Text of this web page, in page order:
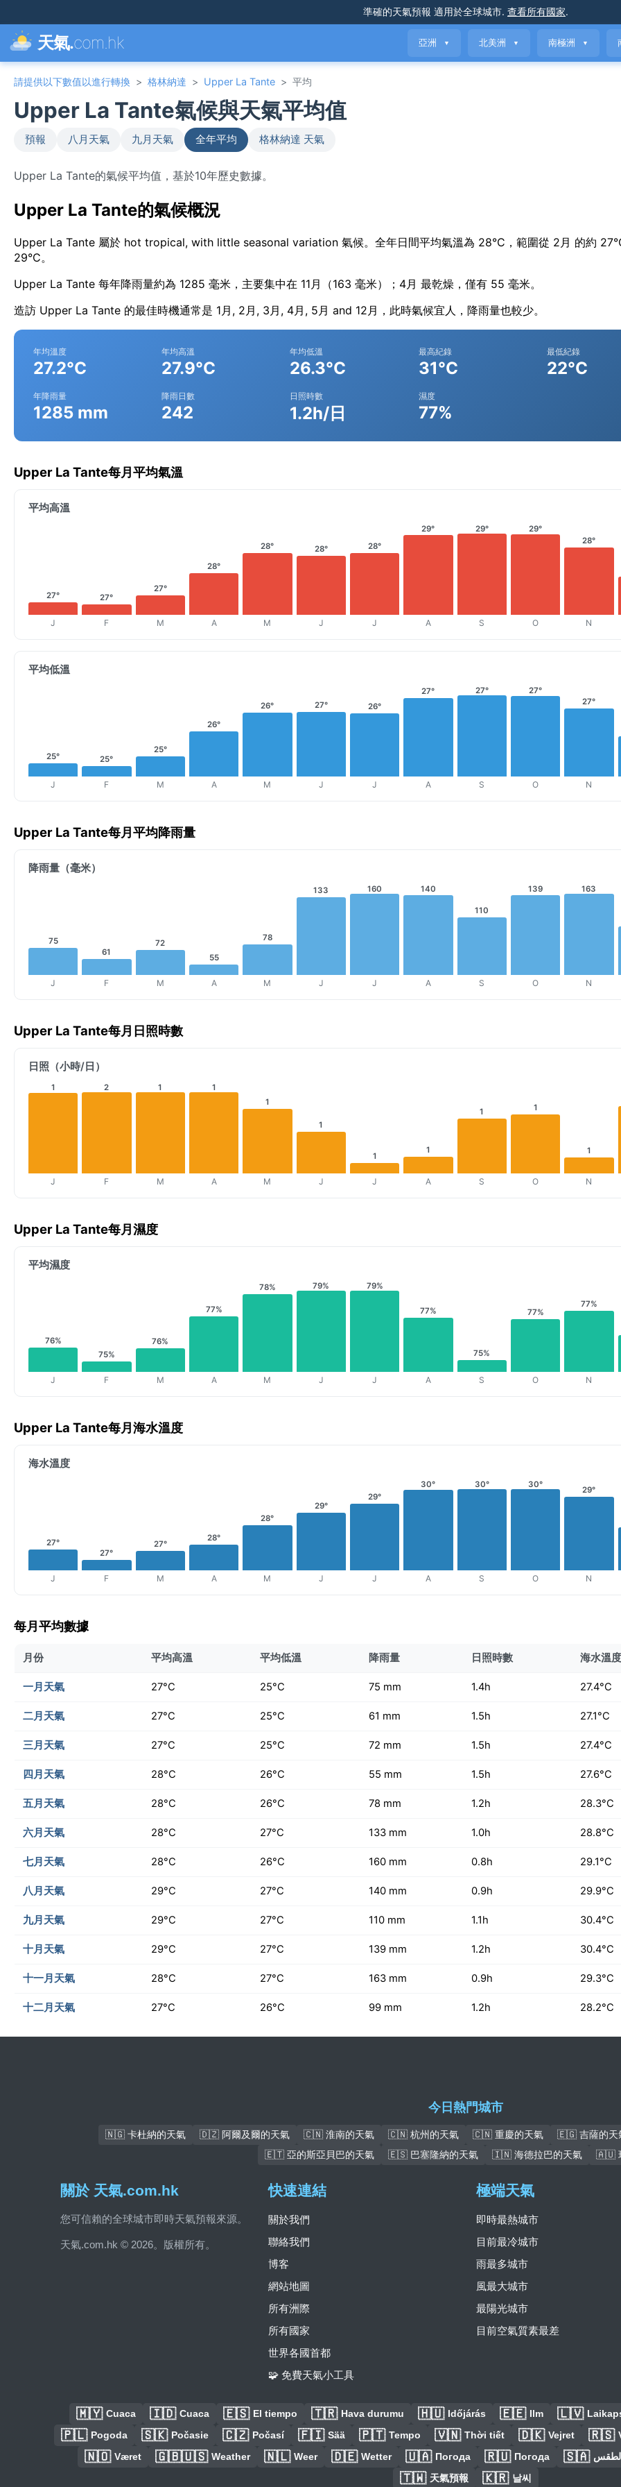
準確的天氣預報 適用於全球城市. 查看所有國家.
天氣.com.hk 亞洲 ▼ 北美洲 ▼ 南極洲 ▼
請提供以下數值以進行轉換 > 格林納達 > Upper La Tante > 平均
Upper La Tante氣候與天氣平均值
預報 八月天氣 九月天氣 全年平均 格林納達 天氣
Upper La Tante的氣候平均值，基於10年歷史數據。
Upper La Tante的氣候概況
Upper La Tante 屬於 hot tropical, with little seasonal variation 氣候。全年日間平均氣溫為 28°C，範圍從 2月 的約
29°C。
Upper La Tante 每年降雨量約為 1285 毫米，主要集中在 11月（163 毫米）；4月 最乾燥，僅有 55 毫米。
造訪 Upper La Tante 的最佳時機通常是 1月, 2月, 3月, 4月, 5月 and 12月，此時氣候宜人，降雨量也較少。
年均溫度
27.2°C
年均高溫
27.9°C
年均低溫
26.3°C
最高紀錄
31°C
最低紀錄
22°C
年降雨量
1285 mm
降雨日數
242
日照時數
1.2h/日
濕度
77%
Upper La Tante每月平均氣溫
平均高溫
27°
J
27°
F
27°
M
28°
A
28°
M
28°
J
28°
J
29°
A
29°
S
29°
O
28°
N
平均低溫
25°
J
25°
F
25°
M
26°
A
26°
M
27°
J
26°
J
27°
A
27°
S
27°
O
27°
N
Upper La Tante每月平均降雨量
降雨量（毫米）
75
J
61
F
72
M
55
A
78
M
133
J
160
J
140
A
110
S
139
O
163
N
Upper La Tante每月日照時數
日照（小時/日）
1
J
2
F
1
M
1
A
1
M
1
J
1
J
1
A
1
S
1
O
1
N
Upper La Tante每月濕度
平均濕度
76%
J
75%
F
76%
M
77%
A
78%
M
79%
J
79%
J
77%
A
75%
S
77%
O
77%
N
Upper La Tante每月海水溫度
海水溫度
27°
J
27°
F
27°
M
28°
A
28°
M
29°
J
29°
J
30°
A
30°
S
30°
O
29°
N
每月平均數據
月份 平均高溫 平均低溫 降雨量 日照時數 海水溫度
一月天氣 27°C 25°C 75 mm 1.4h 27.4°C
二月天氣 27°C 25°C 61 mm 1.5h 27.1°C
三月天氣 27°C 25°C 72 mm 1.5h 27.4°C
四月天氣 28°C 26°C 55 mm 1.5h 27.6°C
五月天氣 28°C 26°C 78 mm 1.2h 28.3°C
六月天氣 28°C 27°C 133 mm 1.0h 28.8°C
七月天氣 28°C 26°C 160 mm 0.8h 29.1°C
八月天氣 29°C 27°C 140 mm 0.9h 29.9°C
九月天氣 29°C 27°C 110 mm 1.1h 30.4°C
十月天氣 29°C 27°C 139 mm 1.2h 30.4°C
十一月天氣 28°C 27°C 163 mm 0.9h 29.3°C
十二月天氣 27°C 26°C 99 mm 1.2h 28.2°C
今日熱門城市
🇳🇬 卡杜納的天氣 🇩🇿 阿爾及爾的天氣 🇨🇳 淮南的天氣 🇨🇳 杭州的天氣 🇨🇳 重慶的天氣
🇪🇬 吉薩的天
🇪🇹 亞的斯亞貝巴的天氣
🇪🇸 巴塞隆納的天氣 🇮🇳 海德拉巴的天氣 🇦🇺
關於 天氣.com.hk
您可信賴的全球城市即時天氣預報來源。
天氣.com.hk © 2026。版權所有。
快速連結
關於我們
聯絡我們
博客
網站地圖
所有洲際
所有國家
世界各國首都
🧩 免費天氣小工具
極端天氣
即時最熱城市
目前最冷城市
雨最多城市
風最大城市
最陽光城市
目前空氣質素最差
🇲🇾 Cuaca 🇮🇩 Cuaca 🇪🇸 El tiempo 🇹🇷 Hava durumu 🇭🇺 Időjárás 🇪🇪 Ilm 🇱🇻
🇵🇱 Pogoda 🇸🇰 Počasie 🇨🇿 Počasí 🇫🇮 Sää 🇵🇹 Tempo 🇻🇳 Thời tiết 🇩🇰 Vejret 🇷🇸
🇳🇴 Været 🇬🇧🇺🇸 Weather 🇳🇱 Weer 🇩🇪 Wetter 🇺🇦 Погода 🇷🇺 Погода 🇸🇦
🇹🇼 天氣預報 🇰🇷 날씨